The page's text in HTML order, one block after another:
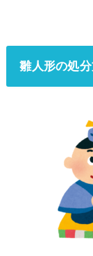
雛人形の処